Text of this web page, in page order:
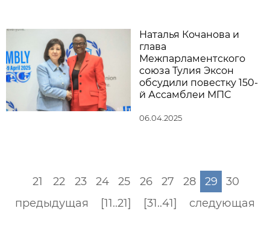
Наталья Кочанова и
глава
Межпарламентского
союза Тулия Эксон
обсудили повестку 150-
й Ассамблеи МПС
06.04.2025
предыдущая [11..21]
21 22 23 24 25 26 27 28 29
30
[31..41]
следующая